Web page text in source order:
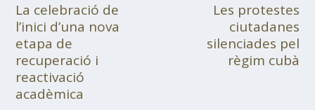
La celebració de
l’inici d’una nova
etapa de
recuperació i
reactivació
acadèmica
Les protestes
ciutadanes
silenciades pel
règim cubà